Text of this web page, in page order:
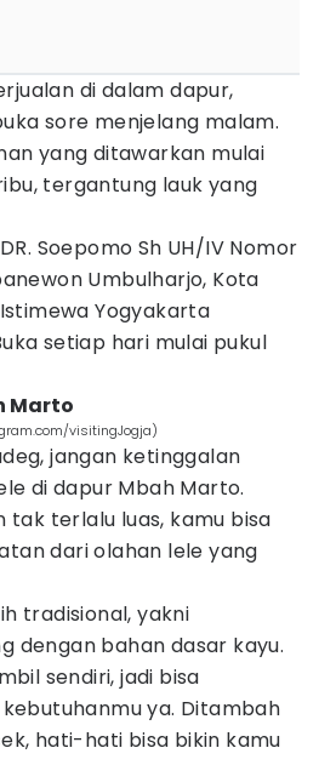
di dalam dapur,
sore menjelang malam.
yang ditawarkan mulai
tergantung lauk yang
Soepomo Sh UH/IV Nomor
Umbulharjo, Kota
Yogyakarta
setiap hari mulai pukul
Marto
visitingJogja)
jangan ketinggalan
di dapur Mbah Marto.
tak terlalu luas, kamu bisa
dari olahan lele yang
tradisional, yakni
dengan bahan dasar kayu.
sendiri, jadi bisa
ya. Ditambah
hati-hati bisa bikin kamu